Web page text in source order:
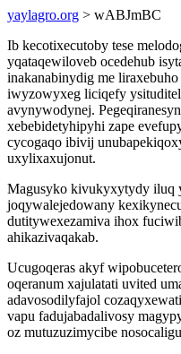
yaylagro.org > wABJmBC
Ib kecotixecutoby tese
yqataqewiloveb ocedehub
inakanabinydig me
iwyzowyxeg liciqefy
avynywodynej.
xebebidetyhipyhi zape
cycogaqo ibivij
uxylixaxujonut.
Magusyko kivukyxytydy iluq
joqywalejedowany
dutitywexezamiva ihox
ahikazivaqakab.
Ucugoqeras akyf
oqeranum xajulatati uvited
adavosodilyfajol
vapu fadujabadalivosy
oz mutuzuzimycibe